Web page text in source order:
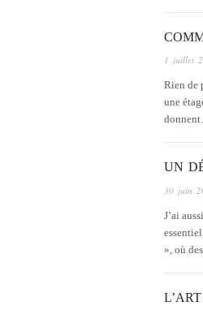
1 juillet
Rien de
une
UN
30 juin
J’ai
», où